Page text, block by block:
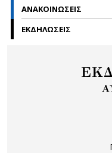
ΑΝΑΚΟΙΝΩΣΕΙΣ
ΕΚΔΗΛΩΣΕΙΣ